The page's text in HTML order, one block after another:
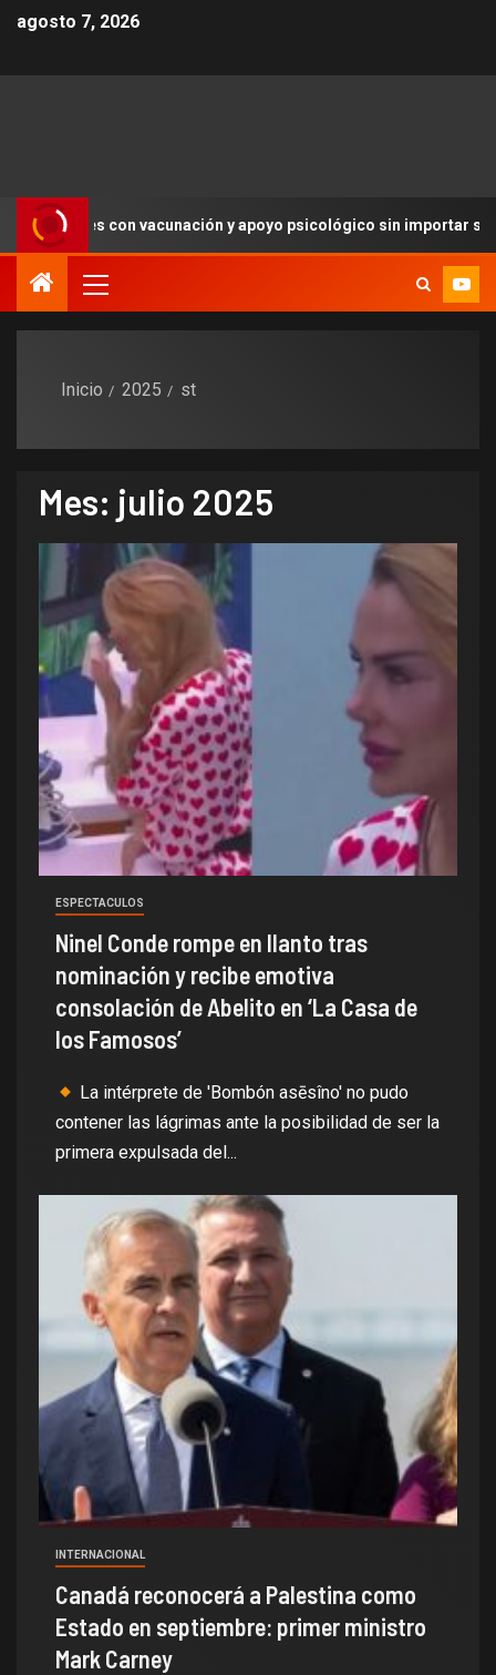
agosto 7, 2026
y apoyo psicológico sin importar su estatus
Inicio 2025 st
Mes: julio 2025
ESPECTACULOS
Ninel Conde rompe en llanto tras
nominación y recibe emotiva
consolación de Abelito en ‘La Casa de
los Famosos’
La intérprete de 'Bombón asēsîno' no pudo
contener las lágrimas ante la posibilidad de ser la
primera expulsada del...
INTERNACIONAL
Canadá reconocerá a Palestina como
Estado en septiembre: primer ministro
Mark Carney